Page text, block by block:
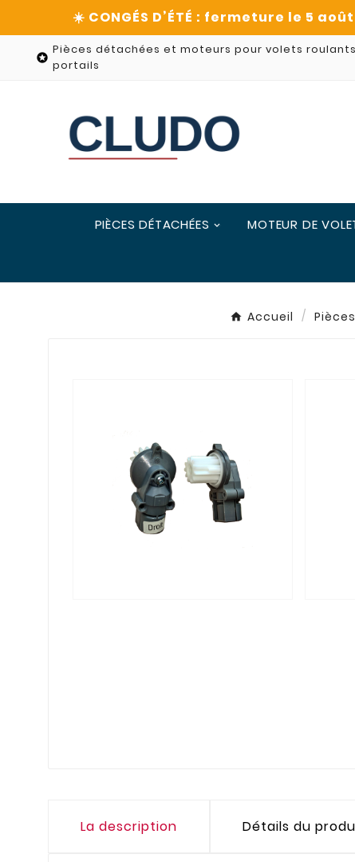

Pièces détachées et moteurs pour volets
portails
PIÈCES DÉTACHÉES MOTEUR DE
Accueil
La description Détails du